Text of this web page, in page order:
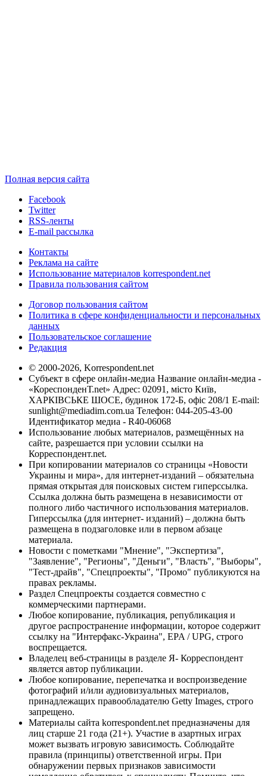
Полная версия сайта
Facebook
Twitter
RSS-ленты
E-mail рассылка
Контакты
Реклама на сайте
Использование материалов korrespondent.net
Правила пользования сайтом
Договор пользования сайтом
Политика в сфере конфиденциальности и персональных
данных
Пользовательское соглашение
Редакция
© 2000-2026, Korrespondent.net
Субъект в сфере онлайн-медиа Название онлайн-медиа -
«КореспонденТ.net» Адрес: 02091, місто Київ,
ХАРКІВСЬКЕ ШОСЕ, будинок 172-Б, офіс 208/1 E-mail:
sunlight@mediadim.com.ua Телефон: 044-205-43-00
Идентификатор медиа - R40-06068
Использование любых материалов, размещённых на
сайте, разрешается при условии ссылки на
Корреспондент.net.
При копировании материалов со страницы «Новости
Украины и мира», для интернет-изданий – обязательна
прямая открытая для поисковых систем гиперссылка.
Ссылка должна быть размещена в независимости от
полного либо частичного использования материалов.
Гиперссылка (для интернет- изданий) – должна быть
размещена в подзаголовке или в первом абзаце
материала.
Новости с пометками "Мнение", "Экспертиза",
"Заявление", "Регионы", "Деньги", "Власть", "Выборы",
"Тест-драйв", "Спецпроекты", "Промо" публикуются на
правах рекламы.
Раздел Спецпроекты создается совместно с
коммерческими партнерами.
Любое копирование, публикация, републикация и
другое распространение информации, которое содержит
ссылку на "Интерфакс-Украина", EPA / UPG, строго
воспрещается.
Владелец веб-страницы в разделе Я- Корреспондент
является автор публикации.
Любое копирование, перепечатка и воспроизведение
фотографий и/или аудиовизуальных материалов,
принадлежащих правообладателю Getty Images, строго
запрещено.
Материалы сайта korrespondent.net предназначены для
лиц старше 21 года (21+). Участие в азартных играх
может вызвать игровую зависимость. Соблюдайте
правила (принципы) ответственной игры. При
обнаружении первых признаков зависимости